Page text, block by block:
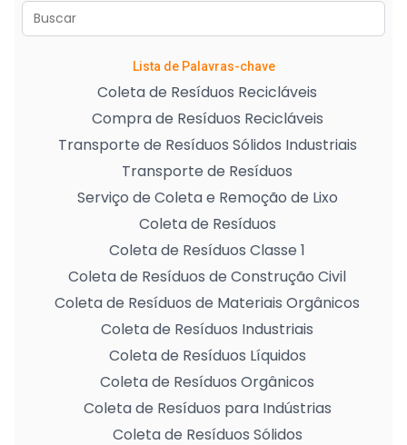
Lista de Palavras-chave
Coleta de Resíduos Recicláveis
Compra de Resíduos Recicláveis
Transporte de Resíduos Sólidos Industriais
Transporte de Resíduos
Serviço de Coleta e Remoção de Lixo
Coleta de Resíduos
Coleta de Resíduos Classe 1
Coleta de Resíduos de Construção Civil
Coleta de Resíduos de Materiais Orgânicos
Coleta de Resíduos Industriais
Coleta de Resíduos Líquidos
Coleta de Resíduos Orgânicos
Coleta de Resíduos para Indústrias
Coleta de Resíduos Sólidos